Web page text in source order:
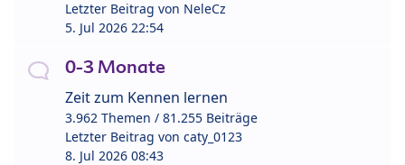
Letzter Beitrag von NeleCz
5. Jul 2026 22:54
0-3 Monate
Zeit zum Kennen lernen
3.962 Themen / 81.255 Beiträge
Letzter Beitrag von caty_0123
8. Jul 2026 08:43